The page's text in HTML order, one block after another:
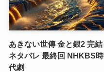
あきない世傳 金と銀2 完結
ネタバレ 最終回 NHKBS時
代劇